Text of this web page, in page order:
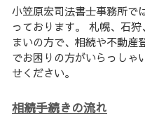
小笠原宏司法書士事務所で
っております。 札幌、石狩、
まいの方で、相続や不動産
でお困りの方がいらっしゃ
せください。
相続手続きの流れ